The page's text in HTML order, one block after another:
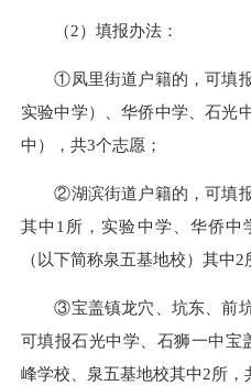
（2）填报办法：
①凤里街道户籍的，可填报
实验中学）、华侨中学、石光
中），共3个志愿；
②湖滨街道户籍的，可填报
其中1所，实验中学、华侨中
（以下简称泉五基地校）其中2
③宝盖镇龙穴、坑东、前坑
可填报石光中学、石狮一中宝
峰学校、泉五基地校其中2所，